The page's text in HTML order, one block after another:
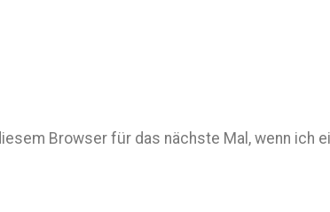
Browser für das nächste Mal, wenn ich